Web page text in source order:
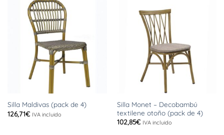
Silla Maldivas (pack de 4)
126,71€ IVA incluido
Silla Monet – Decobambú
textilene otoño (pack de 4)
102,85€ IVA incluido